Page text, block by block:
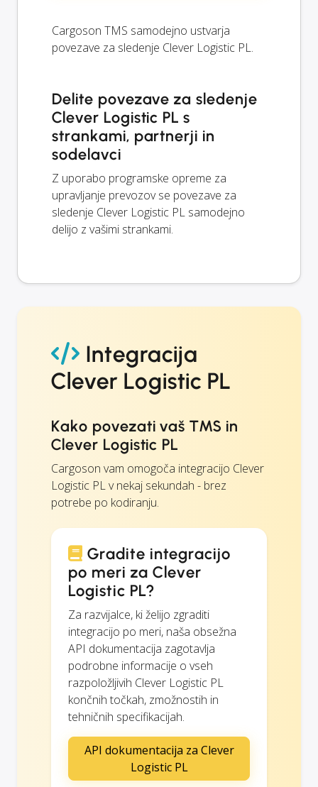
Cargoson TMS samodejno ustvarja
povezave za sledenje Clever Logistic PL.
Delite povezave za sledenje
Clever Logistic PL s
strankami, partnerji in
sodelavci
Z uporabo programske opreme za
upravljanje prevozov se povezave za
sledenje Clever Logistic PL samodejno
delijo z vašimi strankami.
Integracija
Clever Logistic PL
Kako povezati vaš TMS in
Clever Logistic PL
Cargoson vam omogoča integracijo Clever
Logistic PL v nekaj sekundah - brez
potrebe po kodiranju.
Gradite integracijo
po meri za Clever
Logistic PL?
Za razvijalce, ki želijo zgraditi
integracijo po meri, naša obsežna
API dokumentacija zagotavlja
podrobne informacije o vseh
razpoložljivih Clever Logistic PL
končnih točkah, zmožnostih in
tehničnih specifikacijah.
API dokumentacija za Clever
Logistic PL